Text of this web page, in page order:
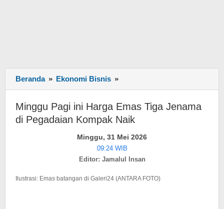
Beranda » Ekonomi Bisnis »
Pagi
Harga
Emas
Tiga
Jenama
di
Kompak
Minggu Pagi ini Harga Emas Tiga Jenama
di Pegadaian Kompak Naik
Minggu, 31 Mei 2026
09:24 WIB
Editor: Jamalul Insan
Ilustrasi: Emas batangan di Galeri24 (ANTARA FOTO)